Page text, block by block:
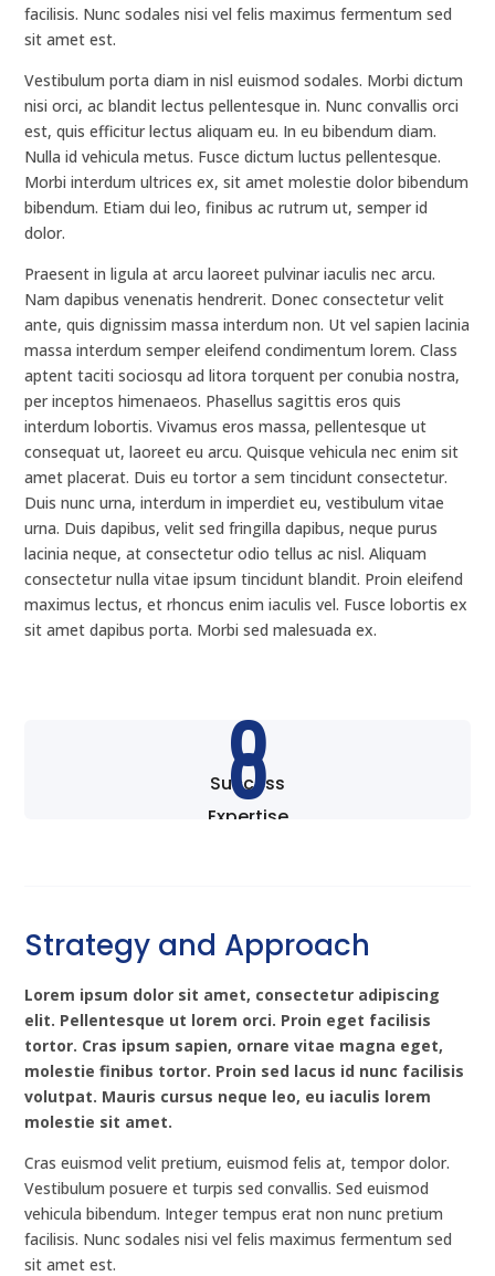
facilisis. Nunc sodales nisi vel felis maximus fermentum sed
sit amet est.
Vestibulum porta diam in nisl euismod sodales. Morbi dictum
nisi orci, ac blandit lectus pellentesque in. Nunc convallis orci
est, quis efficitur lectus aliquam eu. In eu bibendum diam.
Nulla id vehicula metus. Fusce dictum luctus pellentesque.
Morbi interdum ultrices ex, sit amet molestie dolor bibendum
bibendum. Etiam dui leo, finibus ac rutrum ut, semper id
dolor.
Praesent in ligula at arcu laoreet pulvinar iaculis nec arcu.
Nam dapibus venenatis hendrerit. Donec consectetur velit
ante, quis dignissim massa interdum non. Ut vel sapien lacinia
massa interdum semper eleifend condimentum lorem. Class
aptent taciti sociosqu ad litora torquent per conubia nostra,
per inceptos himenaeos. Phasellus sagittis eros quis
interdum lobortis. Vivamus eros massa, pellentesque ut
consequat ut, laoreet eu arcu. Quisque vehicula nec enim sit
amet placerat. Duis eu tortor a sem tincidunt consectetur.
Duis nunc urna, interdum in imperdiet eu, vestibulum vitae
urna. Duis dapibus, velit sed fringilla dapibus, neque purus
lacinia neque, at consectetur odio tellus ac nisl. Aliquam
consectetur nulla vitae ipsum tincidunt blandit. Proin eleifend
maximus lectus, et rhoncus enim iaculis vel. Fusce lobortis ex
sit amet dapibus porta. Morbi sed malesuada ex.
0
Success
0
Expertise
Strategy and Approach
Lorem ipsum dolor sit amet, consectetur adipiscing
elit. Pellentesque ut lorem orci. Proin eget facilisis
tortor. Cras ipsum sapien, ornare vitae magna eget,
molestie finibus tortor. Proin sed lacus id nunc facilisis
volutpat. Mauris cursus neque leo, eu iaculis lorem
molestie sit amet.
Cras euismod velit pretium, euismod felis at, tempor dolor.
Vestibulum posuere et turpis sed convallis. Sed euismod
vehicula bibendum. Integer tempus erat non nunc pretium
facilisis. Nunc sodales nisi vel felis maximus fermentum sed
sit amet est.